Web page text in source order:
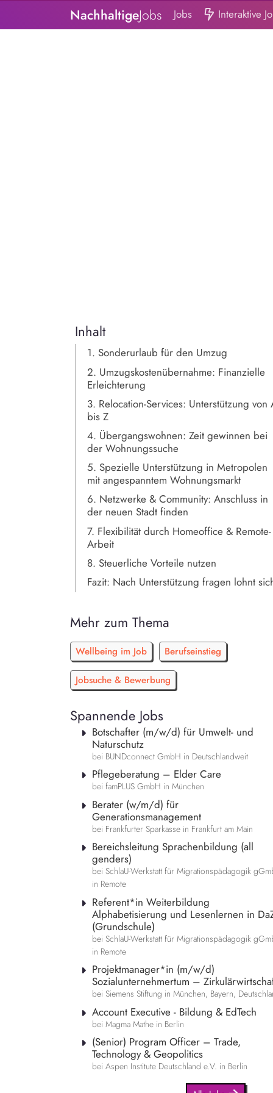
NachhaltigeJobs Jobs Interaktive
Inhalt
1. Sonderurlaub für den Umzug
2. Umzugskostenübernahme: Finanzielle
Erleichterung
3. Relocation-Services: Unterstützung von
bis Z
4. Übergangswohnen: Zeit gewinnen bei
der Wohnungssuche
5. Spezielle Unterstützung in Metropolen
mit angespanntem Wohnungsmarkt
6. Netzwerke & Community: Anschluss in
der neuen Stadt finden
7. Flexibilität durch Homeoffice & Remote-
Arbeit
8. Steuerliche Vorteile nutzen
Fazit: Nach Unterstützung fragen lohnt
Mehr zum Thema
Wellbeing im Job Berufseinstieg
Jobsuche & Bewerbung
Spannende Jobs
Botschafter (m/w/d) für Umwelt- und
Naturschutz
bei BUNDconnect GmbH in Deutschlandweit
Pflegeberatung – Elder Care
bei famPLUS GmbH in München
Berater (w/m/d) für
Generationsmanagement
bei Frankfurter Sparkasse in Frankfurt am Main
Bereichsleitung Sprachenbildung (all
genders)
bei SchlaU-Werkstatt für Migrationspädagogik
in Remote
Referent*in Weiterbildung
Alphabetisierung und Lesenlernen in
(Grundschule)
bei SchlaU-Werkstatt für Migrationspädagogik
in Remote
Projektmanager*in (m/w/d)
Sozialunternehmertum –
bei Siemens Stiftung in München, Bayern,
Account Executive - Bildung & EdTech
bei Magma Mathe in Berlin
(Senior) Program Officer – Trade,
Technology & Geopolitics
bei Aspen Institute Deutschland e.V. in Berlin